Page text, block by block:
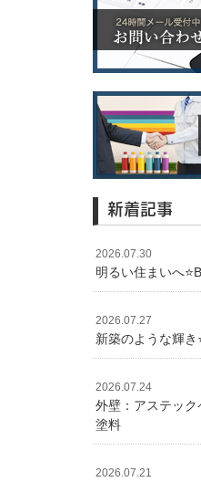
新着記事
2026.07.30
明るい住まいへ
2026.07.27
新築のような輝き
2026.07.24
外壁：アステッ
塗料
2026.07.21